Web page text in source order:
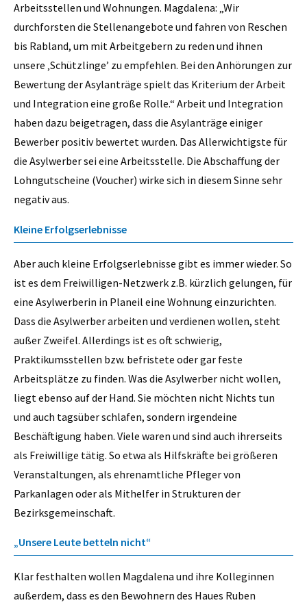
Arbeitsstellen und Wohnungen. Magdalena: „Wir
durchforsten die Stellenangebote und fahren von Reschen
bis Rabland, um mit Arbeitgebern zu reden und ihnen
unsere ‚Schützlinge’ zu empfehlen. Bei den Anhörungen zur
Bewertung der Asylanträge spielt das Kriterium der Arbeit
und Integration eine große Rolle.“ Arbeit und Integration
haben dazu beigetragen, dass die Asylanträge einiger
Bewerber positiv bewertet wurden. Das Allerwichtigste für
die Asylwerber sei eine Arbeitsstelle. Die Abschaffung der
Lohngutscheine (Voucher) wirke sich in diesem Sinne sehr
negativ aus.
Kleine Erfolgserlebnisse
Aber auch kleine Erfolgserlebnisse gibt es immer wieder. So
ist es dem Freiwilligen-Netzwerk z.B. kürzlich gelungen, für
eine Asylwerberin in Planeil eine Wohnung einzurichten.
Dass die Asylwerber arbeiten und verdienen wollen, steht
außer Zweifel. Allerdings ist es oft schwierig,
Praktikumsstellen bzw. befristete oder gar feste
Arbeitsplätze zu finden. Was die Asylwerber nicht wollen,
liegt ebenso auf der Hand. Sie möchten nicht Nichts tun
und auch tagsüber schlafen, sondern irgendeine
Beschäftigung haben. Viele waren und sind auch ihrerseits
als Freiwillige tätig. So etwa als Hilfskräfte bei größeren
Veranstaltungen, als ehrenamtliche Pfleger von
Parkanlagen oder als Mithelfer in Strukturen der
Bezirksgemeinschaft.
„Unsere Leute betteln nicht“
Klar festhalten wollen Magdalena und ihre Kolleginnen
außerdem, dass es den Bewohnern des Haues Ruben